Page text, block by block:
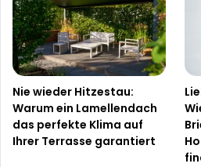
Nie wieder Hitzestau:
Warum ein Lamellendach
das perfekte Klima auf
Ihrer Terrasse garantiert